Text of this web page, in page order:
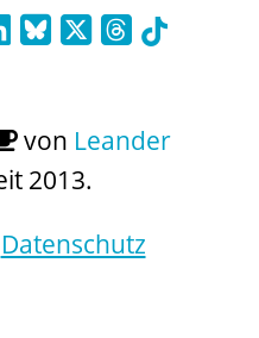
von Leander
2013.
Datenschutz